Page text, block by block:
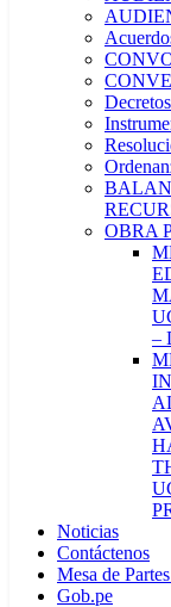
OBRA
–
Noticias
Contáctenos
Mesa de
Gob.pe